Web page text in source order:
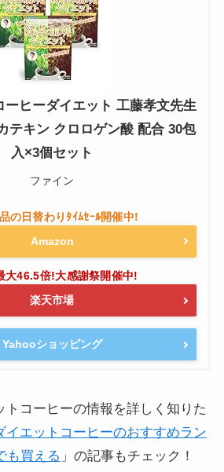
ーヒーダイエット 工藤孝文先生
テキン クロロゲン酸 配合 30包
入×3個セット
ファイン
Amazon
楽天市場
Yahooショッピング
トコーヒーの情報を詳しく知りた
イエットコーヒーのおすすめラン
も買える 」の記事もチェック！